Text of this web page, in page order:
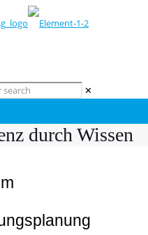
✕
durch Wissen